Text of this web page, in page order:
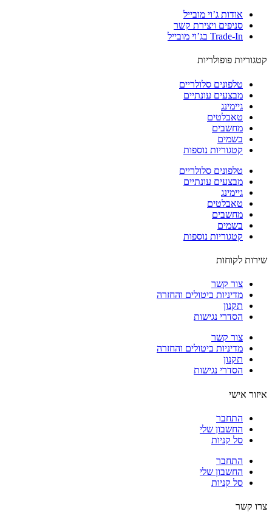
אודות ג’וי מובייל
סניפים ויצירת קשר
Trade-In בג’וי מובייל
פופולריות
טלפונים סלולריים
מבצעים עונתיים
גיימינג
טאבלטים
מחשבים
בשמים
קטגוריות נוספות
טלפונים סלולריים
מבצעים עונתיים
גיימינג
טאבלטים
מחשבים
בשמים
קטגוריות נוספות
לקוחות
צור קשר
מדיניות ביטולים והחזרה
תקנון
הסדרי נגישות
צור קשר
מדיניות ביטולים והחזרה
תקנון
הסדרי נגישות
אישי
התחבר
החשבון שלי
סל קניות
התחבר
החשבון שלי
סל קניות
קשר